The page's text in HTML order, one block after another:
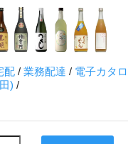
配 / 業務配達 / 電子カタロ
) /